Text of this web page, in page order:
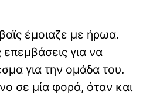
έμοιαζε με ήρωα.
για να
για την ομάδα του.
σε μία φορά, όταν και